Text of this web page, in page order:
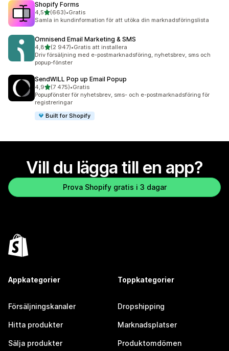
Shopify Forms
4,5av 5 stjärnor
(663)
663 recensioner totalt
•Gratis
Samla in kundinformation för att utöka din marknadsföringslista
Omnisend Email Marketing & SMS
4,8av 5 stjärnor
(2 947)
2947 recensioner totalt
•Gratis att installera
Driv försäljning med e-postmarknadsföring, nyhetsbrev, sms och
popup-fönster
SendWILL Pop up Email Popup
4,9av 5 stjärnor
(7 475)
7475 recensioner totalt
•Gratis
Popupfönster för nyhetsbrev, sms- och e-postmarknadsföring för
registreringar
Built for Shopify
Vill du lägga till en app?
Prova Shopify gratis i 3 dagar
Appkategorier
Försäljningskanaler
Hitta produkter
Sälja produkter
Toppkategorier
Dropshipping
Marknadsplatser
Produktomdömen